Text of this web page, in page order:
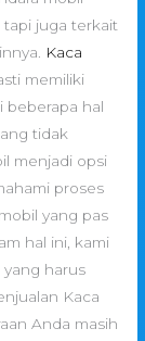
tapi juga terkait
Kaca
memiliki
beberapa hal
tidak
menjadi opsi
proses
yang pas
hal ini, kami
harus
Kaca
Anda masih